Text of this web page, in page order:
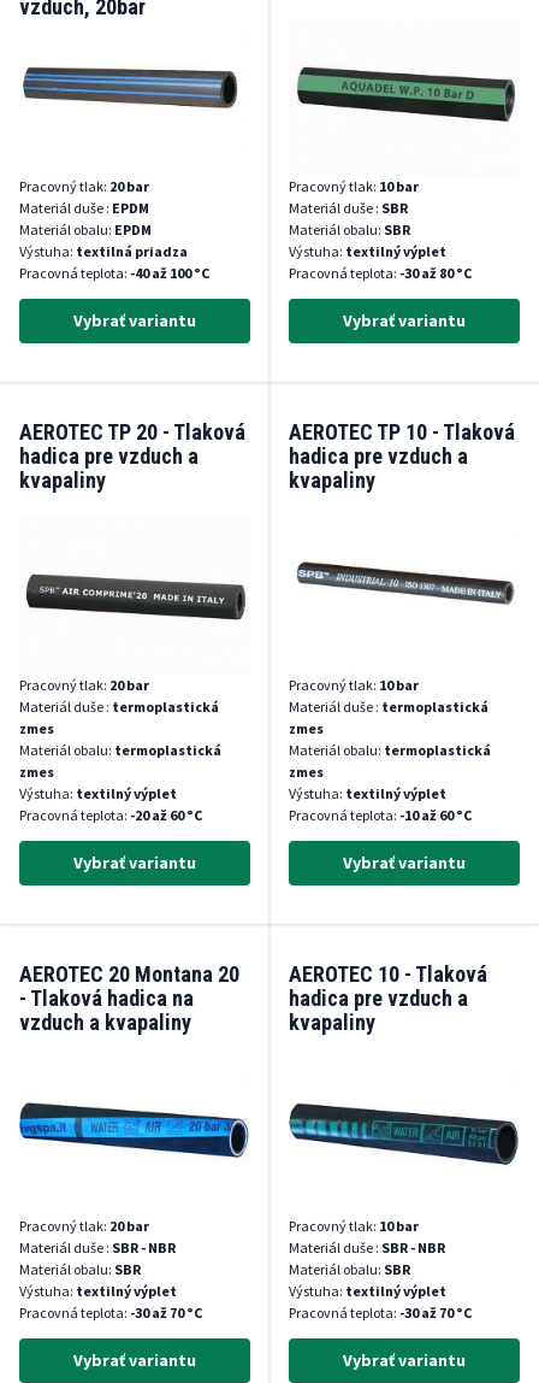
vzduch, 20bar
Pracovný tlak: 20 bar
Materiál duše : EPDM
Materiál obalu: EPDM
Výstuha: textilná priadza
Pracovná teplota: -40 až 100 °C
Vybrať variantu
Pracovný tlak: 10 bar
Materiál duše : SBR
Materiál obalu: SBR
Výstuha: textilný výplet
Pracovná teplota: -30 až 80 °C
Vybrať variantu
AEROTEC TP 20 - Tlaková
hadica pre vzduch a
kvapaliny
Pracovný tlak: 20 bar
Materiál duše : termoplastická
zmes
Materiál obalu: termoplastická
zmes
Výstuha: textilný výplet
Pracovná teplota: -20 až 60 °C
Vybrať variantu
AEROTEC TP 10 - Tlaková
hadica pre vzduch a
kvapaliny
Pracovný tlak: 10 bar
Materiál duše : termoplastická
zmes
Materiál obalu: termoplastická
zmes
Výstuha: textilný výplet
Pracovná teplota: -10 až 60 °C
Vybrať variantu
AEROTEC 20 Montana 20
- Tlaková hadica na
vzduch a kvapaliny
Pracovný tlak: 20 bar
Materiál duše : SBR - NBR
Materiál obalu: SBR
Výstuha: textilný výplet
Pracovná teplota: -30 až 70 °C
Vybrať variantu
AEROTEC 10 - Tlaková
hadica pre vzduch a
kvapaliny
Pracovný tlak: 10 bar
Materiál duše : SBR - NBR
Materiál obalu: SBR
Výstuha: textilný výplet
Pracovná teplota: -30 až 70 °C
Vybrať variantu